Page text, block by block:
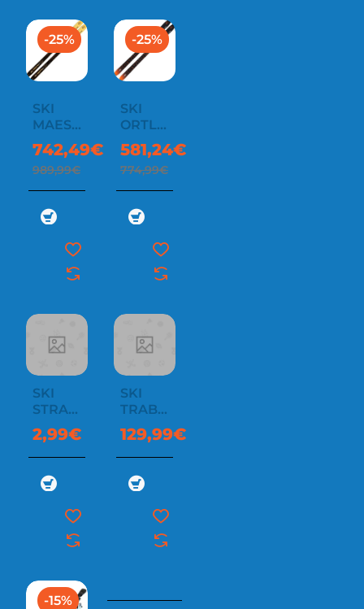
-25%
SKI
MAESTRO
.2
742,49€
989,99€
-25%
SKI
ORTLES
PRO 85
581,24€
774,99€
SKI
STRAP
40MM
2,99€
SKI
TRAB
SKIN
MIX 76
129,99€
-15%